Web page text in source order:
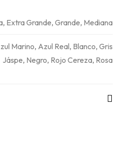
, Extra Grande, Grande, Mediana
Marino, Azul Real, Blanco, Gris
Jáspe, Negro, Rojo Cereza, Rosa